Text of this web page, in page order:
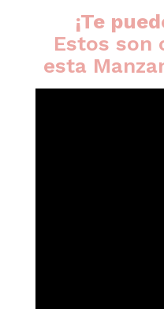
¡Te
Estos son
esta